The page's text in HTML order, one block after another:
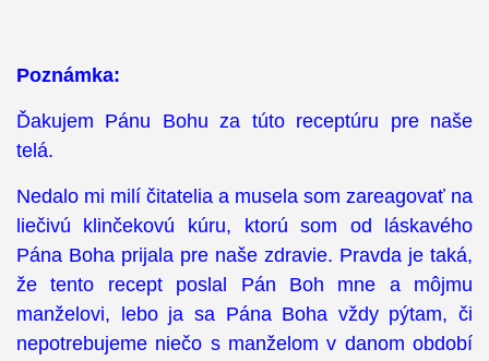
Poznámka:
Ďakujem Pánu Bohu za túto receptúru pre naše
telá.
Nedalo mi milí čitatelia a musela som zareagovať na
liečivú klinčekovú kúru, ktorú som od láskavého
Pána Boha prijala pre naše zdravie. Pravda je taká,
že tento recept poslal Pán Boh mne a môjmu
manželovi, lebo ja sa Pána Boha vždy pýtam, či
nepotrebujeme niečo s manželom v danom období